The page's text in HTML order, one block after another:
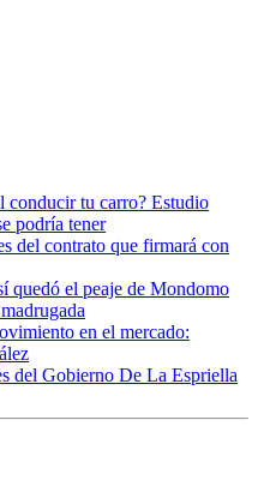
conducir tu carro? Estudio
podría tener
del contrato que firmará con
quedó el peaje de Mondomo
en el mercado:
del Gobierno De La Espriella